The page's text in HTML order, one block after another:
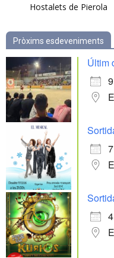
Hostalets de Pierola
Pròxims esdeveniments
Últim